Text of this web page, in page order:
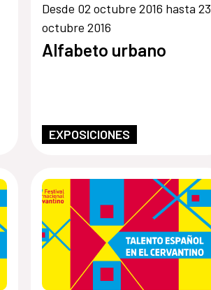
Desde 02 octubre 2016 hasta 23
octubre 2016
Alfabeto urbano
EXPOSICIONES